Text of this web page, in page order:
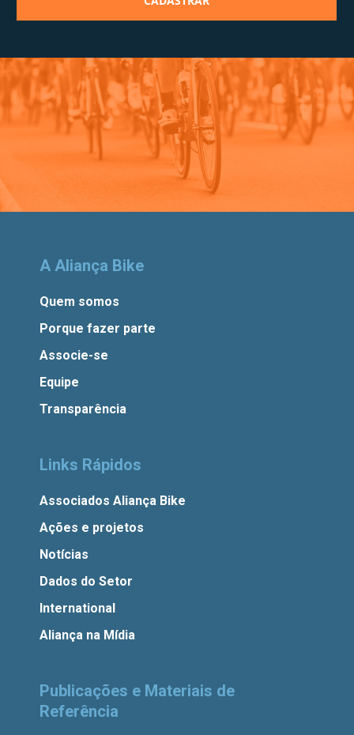
A Aliança Bike
Quem somos
Porque fazer parte
Associe-se
Equipe
Transparência
Links Rápidos
Associados Aliança Bike
Ações e projetos
Notícias
Dados do Setor
International
Aliança na Mídia
Publicações e Materiais de
Referência